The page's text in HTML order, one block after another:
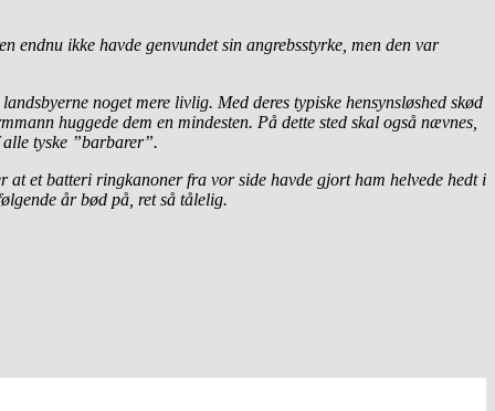
endnu ikke havde genvundet sin angrebsstyrke, men den var
noget mere livlig. Med deres typiske hensynsløshed skød
huggede dem en mindesten. På dette sted skal også nævnes,
tyske ”barbarer”.
et batteri ringkanoner fra vor side havde gjort ham helvede hedt i
år bød på, ret så tålelig.